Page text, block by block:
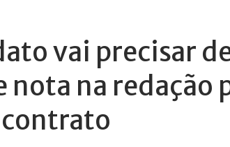
vai precisar
nota na redação